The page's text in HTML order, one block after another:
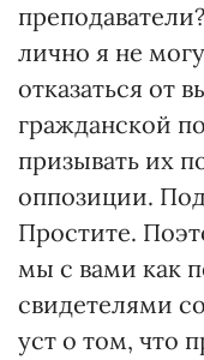
лично я не
отказаться от
гражданской
призывать их
оппозиции.
Простите.
мы с вами как
свидетелями
уст о том, что